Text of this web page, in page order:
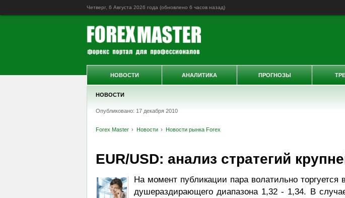
Четверг, 6 Августа 2026 года (обновлено 6 часов назад)
НОВОСТИ
Опубликовано: 17 декабря 2010
Forex Master Новости Новости рынка Forex
EUR/USD: анализ стратегий
На момент публикации пара волатильно торгуется
душераздирающего диапазона 1,32 - 1,34. В
НОВОСТИ АНАЛИТИКА ПРОГНОЗЫ